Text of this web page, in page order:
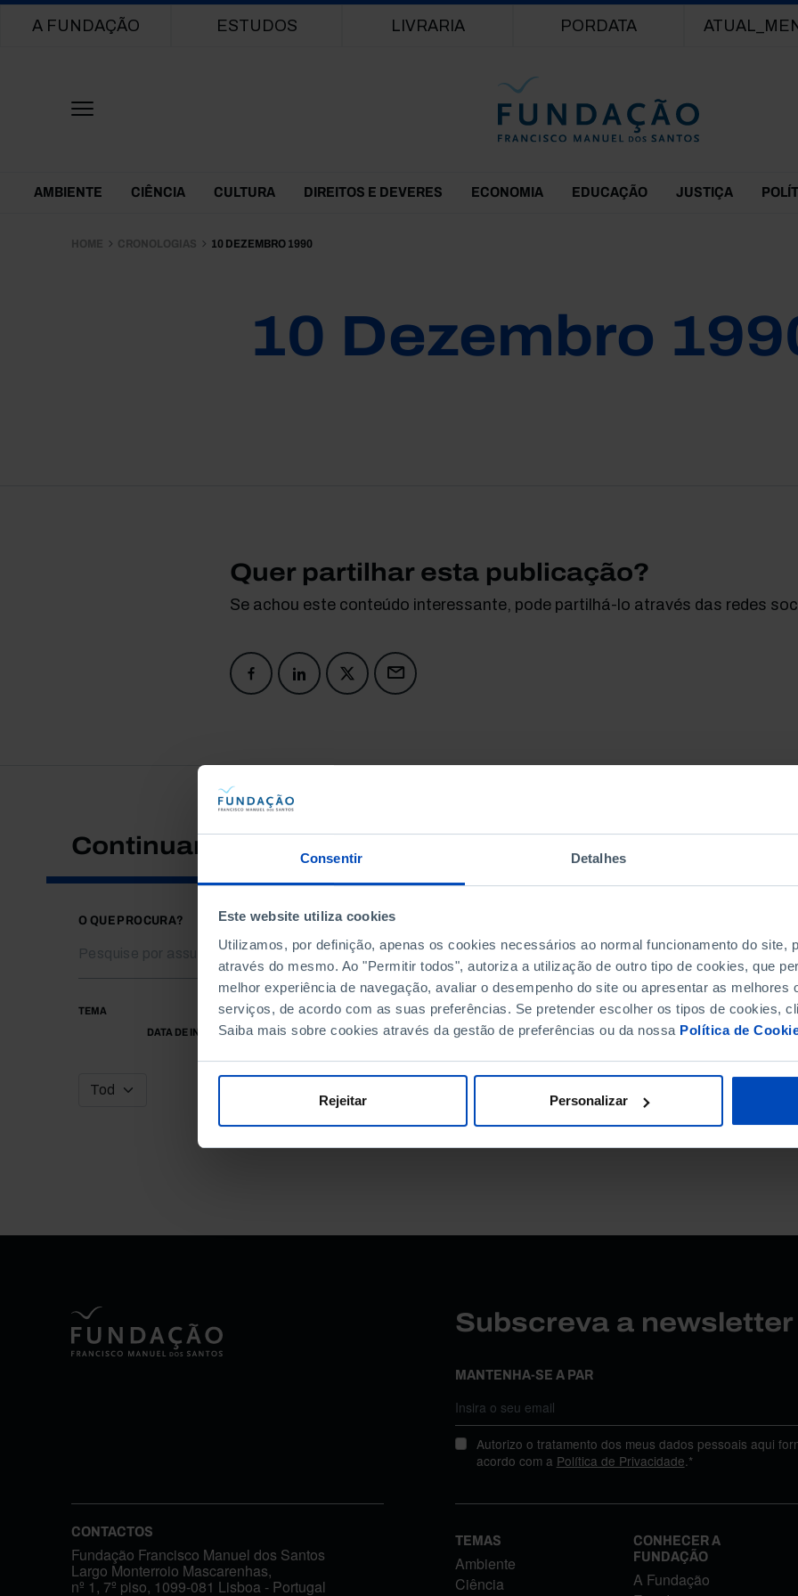
Consentir Detalhes
Este website utiliza cookies
Utilizamos, por definição, apenas os cookies necessários ao normal funcionamento do site,
através do mesmo. Ao "Permitir todos", autoriza a utilização de outro tipo de cookies, que
melhor experiência de navegação, avaliar o desempenho do site ou apresentar as melhores
serviços, de acordo com as suas preferências. Se pretender escolher os tipos de cookies,
Saiba mais sobre cookies através da gestão de preferências ou da nossa Política de
Rejeitar Personalizar
Main navigation
A FUNDAÇÃO ESTUDOS LIVRARIA PORDATA
Themes Menu
AMBIENTE CIÊNCIA CULTURA DIREITOS E DEVERES ECONOMIA EDUCAÇÃO JUSTIÇA
HOME CRONOLOGIAS 10 DEZEMBRO 1990
10 Dezembro
Quer partilhar esta publicação?
Se achou este conteúdo interessante, pode partilhá-lo através das redes
Continuar a pesquisar
O QUE PROCURA?
TEMA
DATA DE INÍCIO
DATA DE FIM
Subscreva a
MANTENHA-SE A PAR
Autorizo o tratamento dos meus dados pessoais aqui
acordo com a Política de Privacidade.*
CONTACTOS
Fundação Francisco Manuel dos Santos
Largo Monterroio Mascarenhas,
nº 1, 7º piso, 1099-081 Lisboa - Portugal
TEMAS
Ambiente
Ciência
CONHECER A
FUNDAÇÃO
A Fundação